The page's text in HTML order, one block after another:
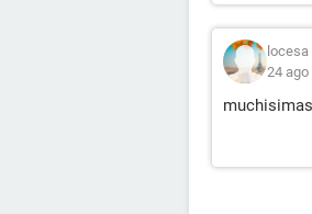
locesa
24 ago